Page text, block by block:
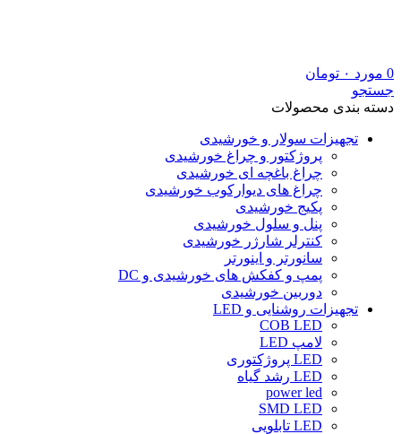
0 مورد ۰ تومان
جستجو
دسته بندی محصولات
تجهیزات سولار و خورشیدی
پروژکتور و چراغ خورشیدی
چراغ باغچه ای خورشیدی
چراغ های دیوارکوب خورشیدی
پکیج خورشیدی
پنل و سلول خورشیدی
کنترلر شارژر خورشیدی
سانورتر و اینورتر
پمپ و کفکش های خورشیدی و DC
دوربین خورشیدی
تجهیزات روشنایی و LED
COB LED
لامپ LED
LED پروژکتوری
LED رشد گیاه
power led
SMD LED
LED تابلویی